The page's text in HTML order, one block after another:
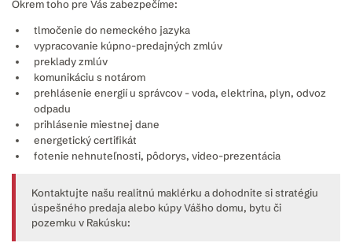
Okrem toho pre Vás zabezpečíme:
tlmočenie do nemeckého jazyka
vypracovanie kúpno-predajných zmlúv
preklady zmlúv
komunikáciu s notárom
prehlásenie energií u správcov - voda, elektrina, plyn, odvoz
odpadu
prihlásenie miestnej dane
energetický certifikát
fotenie nehnuteľnosti, pôdorys, video-prezentácia
Kontaktujte našu realitnú maklérku a dohodnite si stratégiu
úspešného predaja alebo kúpy Vášho domu, bytu či
pozemku v Rakúsku: